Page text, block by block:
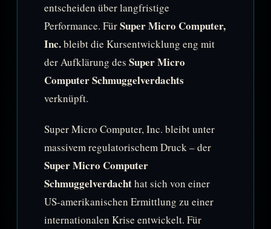
entscheiden über langfristige
Performance. FürSuper Micro Computer,
Inc.bleibt die Kursentwicklung eng mit
der Aufklärung des Super Micro
Computer Schmuggelverdachts
verknüpft.
Super Micro Computer, Inc. bleibt unter
massivem regulatorischem Druck – der
Super Micro Computer
Schmuggelverdachthat sich von einer
US-amerikanischen Ermittlung zu einer
internationalen Krise entwickelt. Für